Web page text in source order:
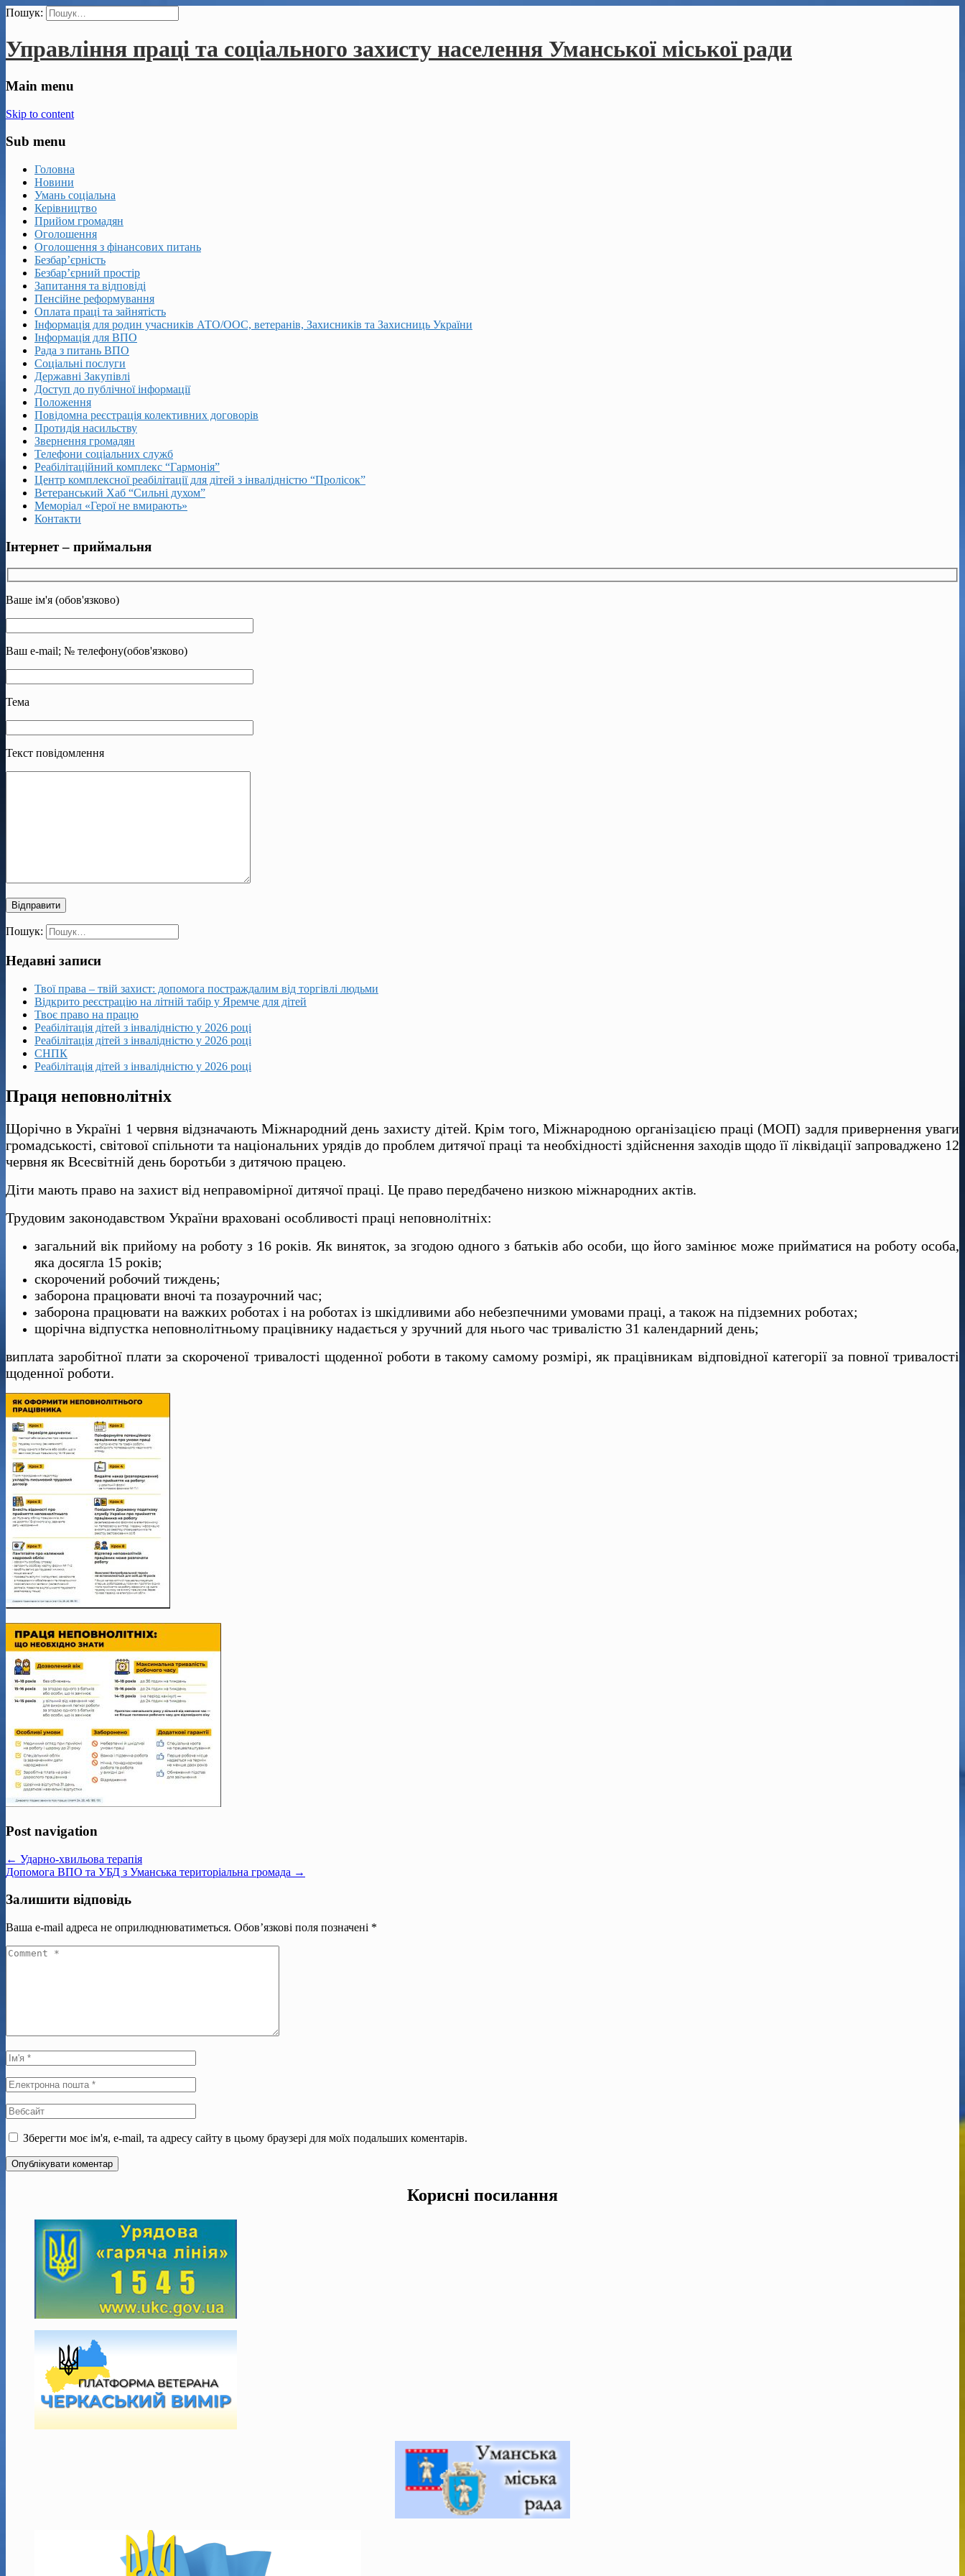
Пошук:
Управління праці та соціального захисту населення Уманської міської ради
Main menu
Skip to content
Sub menu
Головна
Новини
Умань соціальна
Керівництво
Прийом громадян
Оголошення
Оголошення з фінансових питань
Безбар’єрність
Безбар’єрний простір
Запитання та відповіді
Пенсійне реформування
Оплата праці та зайнятість
Інформація для родин учасників АТО/ООС, ветеранів, Захисників та Захисниць України
Інформація для ВПО
Рада з питань ВПО
Соціальні послуги
Державні Закупівлі
Доступ до публічної інформації
Положення
Повідомна реєстрація колективних договорів
Протидія насильству
Звернення громадян
Телефони соціальних служб
Реабілітаційний комплекс “Гармонія”
Центр комплексної реабілітації для дітей з інвалідністю “Пролісок”
Ветеранський Хаб “Сильні духом”
Меморіал «Герої не вмирають»
Контакти
Інтернет – приймальня
Ваше ім'я (обов'язково)
Ваш e-mail; № телефону(обов'язково)
Тема
Текст повідомлення
Пошук:
Недавні записи
Твої права – твій захист: допомога постраждалим від торгівлі людьми
Відкрито реєстрацію на літній табір у Яремче для дітей
Твоє право на працю
Реабілітація дітей з інвалідністю у 2026 році
Реабілітація дітей з інвалідністю у 2026 році
СНПК
Реабілітація дітей з інвалідністю у 2026 році
Праця неповнолітніх
Щорічно в Україні 1 червня відзначають Міжнародний день захисту дітей. Крім того, Міжнародною організацією праці (МОП) задля привернення уваги
громадськості, світової спільноти та національних урядів до проблем дитячої праці та необхідності здійснення заходів щодо її ліквідації запроваджено 12
червня як Всесвітній день боротьби з дитячою працею.
Діти мають право на захист від неправомірної дитячої праці. Це право передбачено низкою міжнародних актів.
Трудовим законодавством України враховані особливості праці неповнолітніх:
загальний вік прийому на роботу з 16 років. Як виняток, за згодою одного з батьків або особи, що його замінює може прийматися на роботу особа,
яка досягла 15 років;
скорочений робочий тиждень;
заборона працювати вночі та позаурочний час;
заборона працювати на важких роботах і на роботах із шкідливими або небезпечними умовами праці, а також на підземних роботах;
щорічна відпустка неповнолітньому працівнику надається у зручний для нього час тривалістю 31 календарний день;
виплата заробітної плати за скороченої тривалості щоденної роботи в такому самому розмірі, як працівникам відповідної категорії за повної тривалості
щоденної роботи.
Post navigation
← Ударно-хвильова терапія
Допомога ВПО та УБД з Уманська територіальна громада →
Залишити відповідь
Ваша e-mail адреса не оприлюднюватиметься. Обов’язкові поля позначені *
Зберегти моє ім'я, e-mail, та адресу сайту в цьому браузері для моїх подальших коментарів.
Корисні посилання